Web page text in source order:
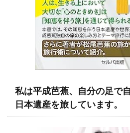
私は平成芭蕉、自分の足で
日本遺産を旅しています。